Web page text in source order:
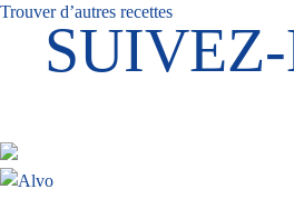
Trouver d’autres recettes